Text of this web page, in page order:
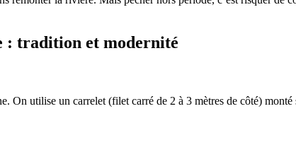
: tradition et modernité
On utilise un carrelet (filet carré de 2 à 3 mètres de côté)